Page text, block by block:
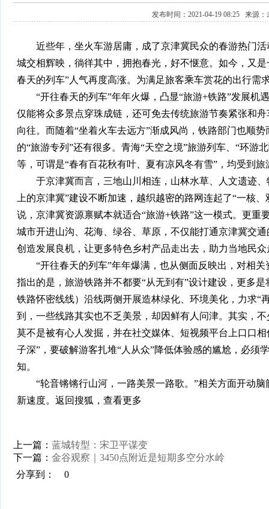
发布时间：2021-04-19 08:25 来源：
近些年，坐火车游居庸，成了京津冀民众的春游热门活
城交相辉映，徜徉其中，拥抱春光，好不惬意。如今，又
春天的列车”人气再度高涨。为满足旅客乘车赏花的出行需
“开往春天的列车”年年火爆，凸显“旅游+铁路”发展机
仅能将众多景点穿珠成链，还可免去传统旅游节奏紧张和
向往。而随着“坐着火车去远方”渐成风尚，铁路部门也顺
的“旅游专列”还有很多。青海“天空之境”旅游列车、“环游
等，可谓是“春有百花秋有叶、夏有凉风冬有雪”，均受到
于京津冀而言，三地山川相连，山林水草、人文遗迹、
上的京津冀”建设不断加速，越织越密的路网连起了“一核
说，京津冀资源禀赋本就适合“旅游+铁路”这一模式。更重
城市开进山沟、花海、绿谷、草原，不仅能打通京津冀交
创造发展良机，让更多特色乡村产品走出去，助力当地民
“开往春天的列车”年年爆满，也从侧面反映出，对相关
指出的是，旅游铁路并不都要“从无到有”设计建设，更多
铁路怀密线线）沿线两侧开展造林绿化、环境美化，力求“
到，一些线路其实也不乏美景，却因鲜有人问津。其实，
莫不是被有心人发掘，并在社交媒体、短视频平台上口口
子深”，要破解游客扎堆“人从众”降低体验感的尴尬，必须
知。
“轮音锵锵行山河，一路美景一路歌。”相关方面开动脑
新速度。返回搜狐，查看更多
上一篇： 蓝城转型：宋卫平谋变
下一篇： 金谷观察｜3450点附近是短期多空分水岭
分享到：
0